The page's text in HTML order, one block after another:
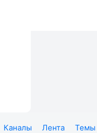
Каналы Лента
Темы